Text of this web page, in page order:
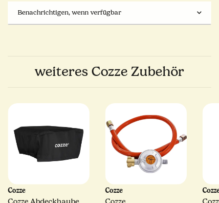
Benachrichtigen, wenn verfügbar
weiteres Cozze Zubehör
Cozze Cozze